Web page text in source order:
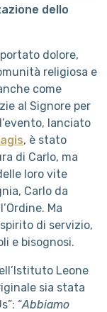
dello
dolore,
religiosa e
come
al Signore per
lanciato
, è stato
di Carlo, ma
loro vite
Carlo da
Ma
di servizio,
e bisognosi.
Leone
sia stata
“Abbiamo